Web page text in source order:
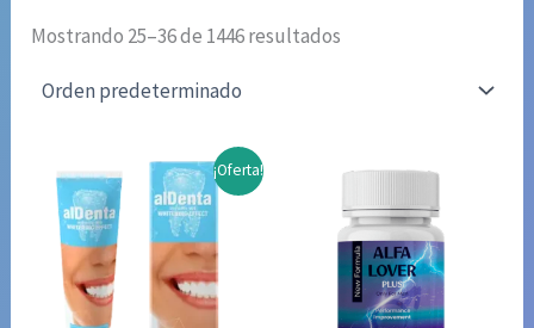
Mostrando 25–36 de 1446 resultados
¡Oferta!